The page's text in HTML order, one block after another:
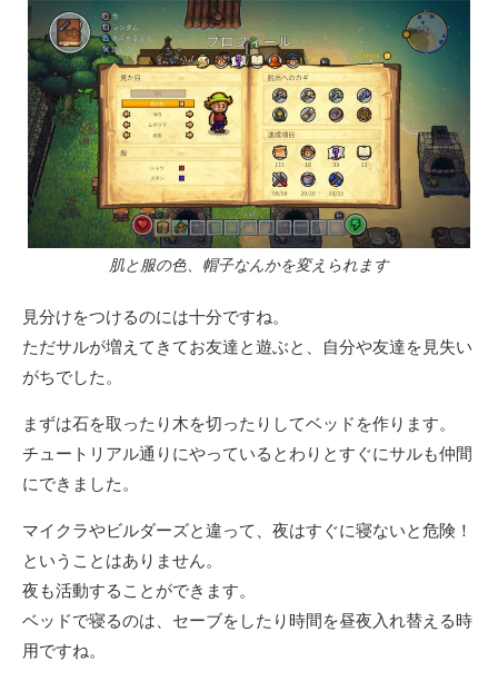
肌と服の色、帽子なんかを変えられます
見分けをつけるのには十分ですね。
ただサルが増えてきてお友達と遊ぶと、自分や友達を見失い
がちでした。
まずは石を取ったり木を切ったりしてベッドを作ります。
チュートリアル通りにやっているとわりとすぐにサルも仲間
にできました。
マイクラやビルダーズと違って、夜はすぐに寝ないと危険！
ということはありません。
夜も活動することができます。
ベッドで寝るのは、セーブをしたり時間を昼夜入れ替える時
用ですね。